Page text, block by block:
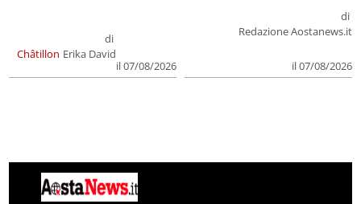
Châtillon
di
Erika David
il 07/08/2026
di
Redazione Aostanews.it
il 07/08/2026